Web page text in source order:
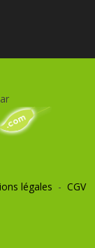
légales - CGV